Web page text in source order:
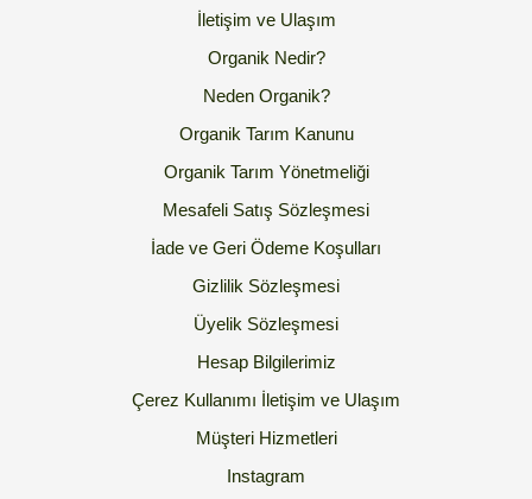
İletişim ve Ulaşım
Organik Nedir?
Neden Organik?
Organik Tarım Kanunu
Organik Tarım Yönetmeliği
Mesafeli Satış Sözleşmesi
İade ve Geri Ödeme Koşulları
Gizlilik Sözleşmesi
Üyelik Sözleşmesi
Hesap Bilgilerimiz
Çerez Kullanımı İletişim ve Ulaşım
Müşteri Hizmetleri
Instagram